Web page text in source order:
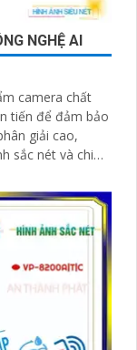
NGHỆ AI
camera chất
tiến để đảm bảo
sắc nét và chi